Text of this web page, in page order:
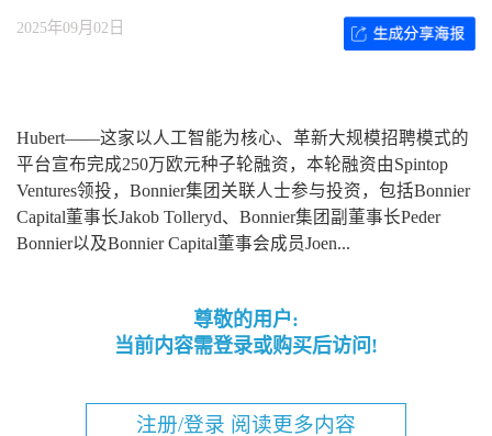
2025年09月02日
Hubert——这家以人工智能为核心、革新大规模招聘模式的
平台宣布完成250万欧元种子轮融资，本轮融资由Spintop
Ventures领投，Bonnier集团关联人士参与投资，包括Bonnier
Capital董事长Jakob Tolleryd、Bonnier集团副董事长Peder
Bonnier以及Bonnier Capital董事会成员Joen...
尊敬的用户:
当前内容需登录或购买后访问!
注册/登录 阅读更多内容